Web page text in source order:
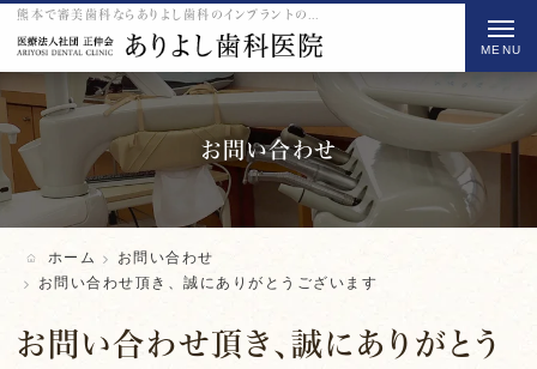
お問い合わせ
ホーム
お問い合わせ
お問い合わせ頂き、誠にありがとうございます
お問い合わせ頂き、誠にありがとう
t
o
g
l